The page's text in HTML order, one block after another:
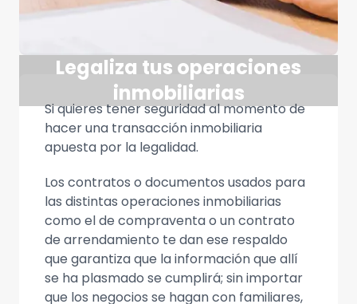
Legaliza tus operaciones
inmobiliarias
Si quieres tener seguridad al momento de
hacer una transacción inmobiliaria
apuesta por la legalidad.
Los contratos o documentos usados para
las distintas operaciones inmobiliarias
como el de compraventa o un contrato
de arrendamiento te dan ese respaldo
que garantiza que la información que allí
se ha plasmado se cumplirá; sin importar
que los negocios se hagan con familiares,